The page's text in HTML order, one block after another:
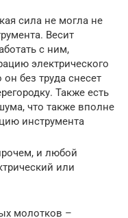
сила не могла не
Весит
с ним,
электрического
без труда снесет
Также есть
что также вполне
инструмента
и любой
или
молотков –